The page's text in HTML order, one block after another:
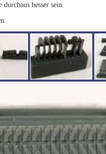
besser sein.